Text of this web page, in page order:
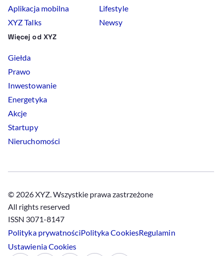
Aplikacja mobilna
XYZ Talks
Lifestyle
Newsy
Więcej od XYZ
Giełda
Prawo
Inwestowanie
Energetyka
Akcje
Startupy
Nieruchomości
© 2026 XYZ. Wszystkie prawa zastrzeżone
All rights reserved
ISSN 3071-8147
Polityka prywatnościPolitykaCookiesRegulamin
UstawieniaCookies